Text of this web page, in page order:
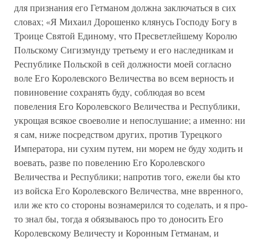
для признания его Гетманом должна заключаться в сих
словах; «Я Михаил Дорошенко клянусь Господу Богу в
Троице Святой Единому, что Пресветлейшему Королю
Польскому Сигизмунду третьему и его наследникам и
Республике Польской в сей должности моей согласно
воле Его Королевского Величества во всем верность и
повиновение сохранять буду, соблюдая во всем
повеления Его Королевского Величества и Республики,
укрощая всякое своеволие и непослушание; а именно: ни
я сам, ниже посредством других, против Турецкого
Императора, ни сухим путем, ни морем не буду ходить и
воевать, разве по повелению Его Королевского
Величества и Республики; напротив того, ежели бы кто
из войска Его Королевского Величества, мне ввренного,
или же кто со стороны вознамерился то соделать, и я про-
то знал бы, тогда я обязываюсь про то доносить Его
Королевскому Величесту и Коронным Гетманам, и